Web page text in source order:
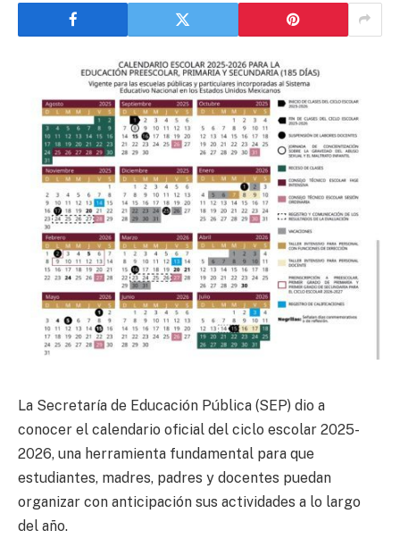
La Secretaría de Educación Pública (SEP) dio a
conocer el calendario oficial del ciclo escolar 2025-
2026, una herramienta fundamental para que
estudiantes, madres, padres y docentes puedan
organizar con anticipación sus actividades a lo largo
del año.